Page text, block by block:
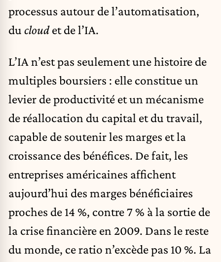
processus autour de l’automatisation,
du cloudet de l’IA.
L’IA n’est pas seulement une histoire de
multiples boursiers : elle constitue un
levier de productivité et un mécanisme
de réallocation du capital et du travail,
capable de soutenir les marges et la
croissance des bénéfices. De fait, les
entreprises américaines affichent
aujourd’hui des marges bénéficiaires
proches de 14 %, contre 7 % à la sortie de
la crise financière en 2009. Dans le reste
du monde, ce ratio n’excède pas 10 %. La